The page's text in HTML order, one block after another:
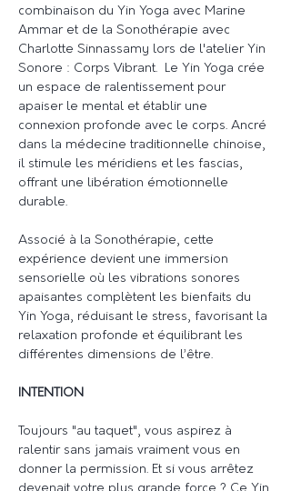
combinaison du Yin Yoga avec Marine
Ammar et de la Sonothérapie avec
Charlotte Sinnassamy lors de l'atelier Yin
Sonore : Corps Vibrant.  Le Yin Yoga crée
un espace de ralentissement pour
apaiser le mental et établir une
connexion profonde avec le corps. Ancré
dans la médecine traditionnelle chinoise,
il stimule les méridiens et les fascias,
offrant une libération émotionnelle
durable.
Associé à la Sonothérapie, cette
expérience devient une immersion
sensorielle où les vibrations sonores
apaisantes complètent les bienfaits du
Yin Yoga, réduisant le stress, favorisant la
relaxation profonde et équilibrant les
différentes dimensions de l’être.
INTENTION
Toujours "au taquet", vous aspirez à
ralentir sans jamais vraiment vous en
donner la permission. Et si vous arrêtez